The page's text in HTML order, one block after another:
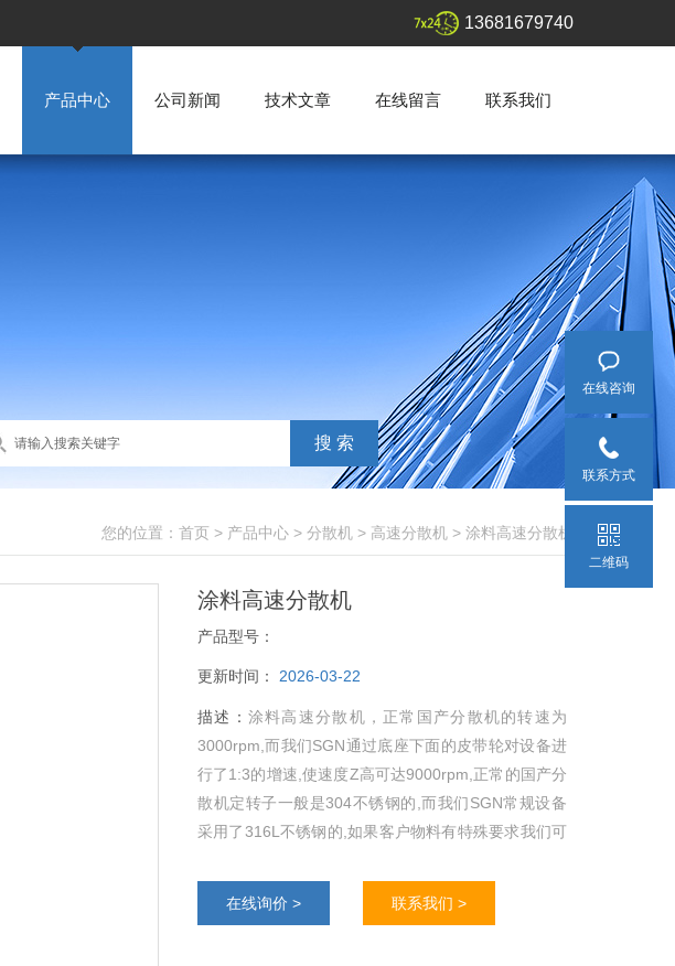
13681679740
产品中心 公司新闻 技术文章 在线留言 联系我们
您的位置： 首页 > 产品中心 > 分散机 > 高速分散机 > 涂料高速分散机
涂料高速分散机
产品型号：
更新时间： 2026-03-22
描述： 涂料高速分散机，正常国产分散机的转速为
3000rpm,而我们SGN通过底座下面的皮带轮对设备进
行了1:3的增速,使速度Z高可达9000rpm,正常的国产分
散机定转子一般是304不锈钢的,而我们SGN常规设备
采用了316L不锈钢的,如果客户物料有特殊要求我们可
在线询价 >
联系我们 >
在线咨询
联系方式
二维码